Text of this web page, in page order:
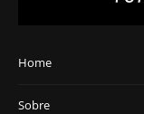
Home
Sobre